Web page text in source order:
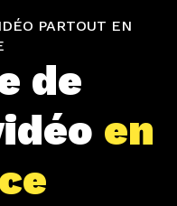
PARTOUT EN
de
en